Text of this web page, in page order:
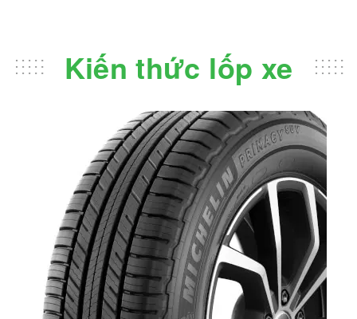
Kiến thức lốp xe